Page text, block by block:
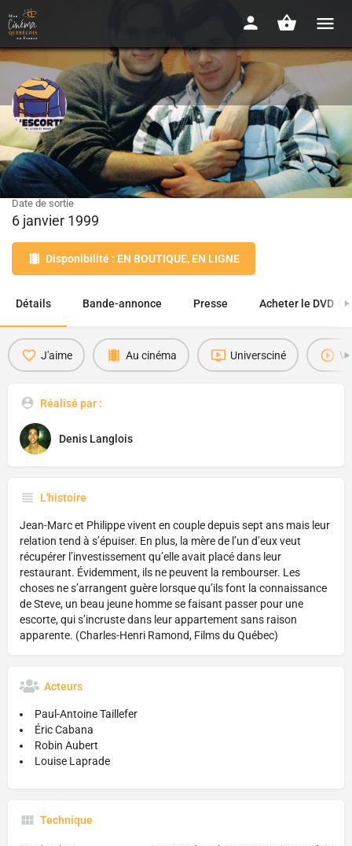
L'escorte
1996 - 1h31
Date de sortie
6 janvier 1999
Disponibilité : EN BOUTIQUE, EN LIGNE
Détails Bande-annonce Presse Acheter le DVD 1
J'aime Au cinéma Universciné
Réalisé par :
Denis Langlois
L'histoire
Jean-Marc et Philippe vivent en couple depuis sept ans mais leur
relation tend à s’épuiser. En plus, la mère de l’un d’eux veut
récupérer l’investissement qu’elle avait placé dans leur
restaurant. Évidemment, ils ne peuvent la rembourser. Les
choses ne s’arrangent guère lorsque qu’ils font la connaissance
de Steve, un beau jeune homme se faisant passer pour une
escorte, qui s’incruste dans leur appartement sans raison
apparente. (Charles-Henri Ramond, Films du Québec)
Acteurs
Paul-Antoine Taillefer
Éric Cabana
Robin Aubert
Louise Laprade
Technique